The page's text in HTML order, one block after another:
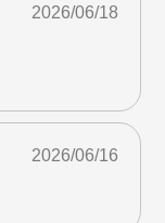
2026/06/18
2026/06/16